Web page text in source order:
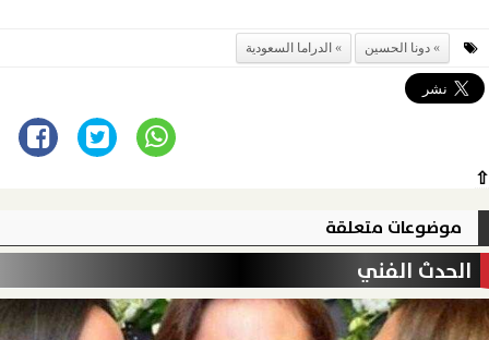
دونا الحسين الدراما السعودية
⇧
موضوعات متعلقة
الحدث الفني